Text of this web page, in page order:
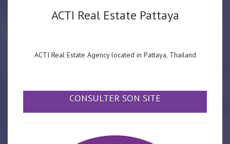
ACTI Real Estate Pattaya
ACTI Real Estate Agency located in Pattaya, Thailand
CONSULTER SON SITE